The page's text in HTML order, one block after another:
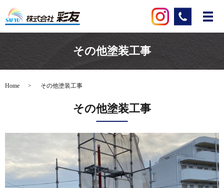
その他塗装工事
Home その他塗装工事
その他塗装工事